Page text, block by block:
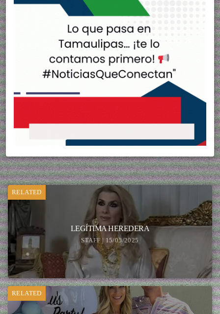
RELATED
LEGÍTIMA HEREDERA
STAFF | 15/05/2025
RELATED